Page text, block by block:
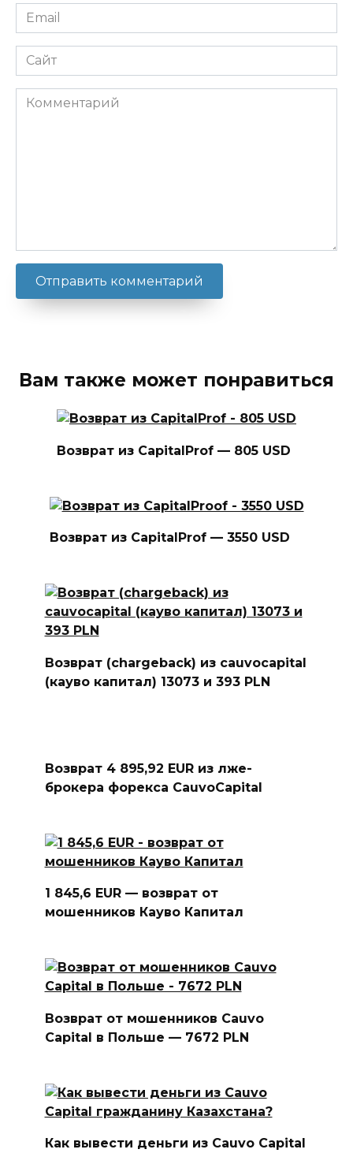
Email
*
Сайт
Комментарий
Вам также может понравиться
Возврат из CapitalProf — 805 USD
Возврат из CapitalProf — 3550 USD
Возврат (chargeback) из cauvocapital
(кауво капитал) 13073 и 393 PLN
Возврат 4 895,92 EUR из лже-
брокера форекса CauvoCapital
1 845,6 EUR — возврат от
мошенников Кауво Капитал
Возврат от мошенников Cauvo
Capital в Польше — 7672 PLN
Как вывести деньги из Cauvo Capital